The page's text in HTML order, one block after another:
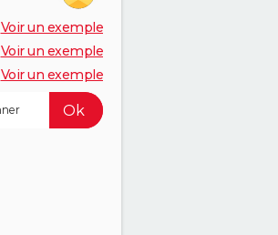
Voir un exemple
Voir un exemple
Voir un exemple